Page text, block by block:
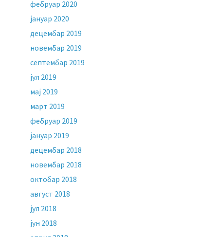
фебруар 2020
јануар 2020
децембар 2019
новембар 2019
септембар 2019
јул 2019
мај 2019
март 2019
фебруар 2019
јануар 2019
децембар 2018
новембар 2018
октобар 2018
август 2018
јул 2018
јун 2018